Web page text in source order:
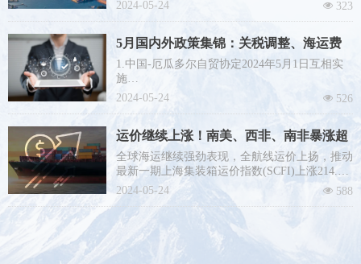
线...
넶 323
2024-05-24
5月国内外政策集锦：关税调整、海运费
涨价、跨境电商平台新规等！
1.中国-厄瓜多尔自贸协定2024年5月1日互相实
施
根据《中华人民共和国进出口关税条例》有关规
共和国政府自由贸易协定》实施协定税率。
넶 526
2024-05-24
运价继续上涨！南美、西非、南非暴涨超
2成，美东美西再涨1成
全球海运继续强劲表现，全航线运价上扬，推动
最新一期上海集装箱运价指数(SCFI)上涨214.97
点至2520.76点，涨幅高达9.32%；连续六周上
涨，并创下了自2022年9月中旬(近20个月)以来
的最高点。具体来看，欧洲和地中海航线的运价
分别上涨了6.31％和1.07％，而美西和美东航线
的涨幅则更为显著，分别为14.39％和8.34％。
넶 588
2024-05-24